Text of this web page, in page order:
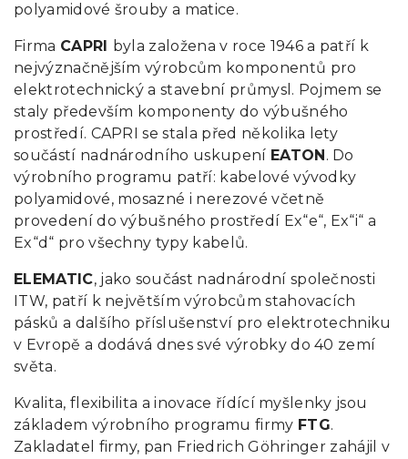
polyamidové šrouby a matice.
Firma CAPRI byla založena v roce 1946 a patří k
nejvýznačnějším výrobcům komponentů pro
elektrotechnický a stavební průmysl. Pojmem se
staly především komponenty do výbušného
prostředí. CAPRI se stala před několika lety
součástí nadnárodního uskupení EATON . Do
výrobního programu patří: kabelové vývodky
polyamidové, mosazné i nerezové včetně
provedení do výbušného prostředí Ex“e“, Ex“i“ a
Ex“d“ pro všechny typy kabelů.
ELEMATIC, jako součást nadnárodní společnosti
ITW, patří k největším výrobcům stahovacích
pásků a dalšího příslušenství pro elektrotechniku
v Evropě a dodává dnes své výrobky do 40 zemí
světa.
Kvalita, flexibilita a inovace řídící myšlenky jsou
základem výrobního programu firmy FTG.
Zakladatel firmy, pan Friedrich Göhringer zahájil v